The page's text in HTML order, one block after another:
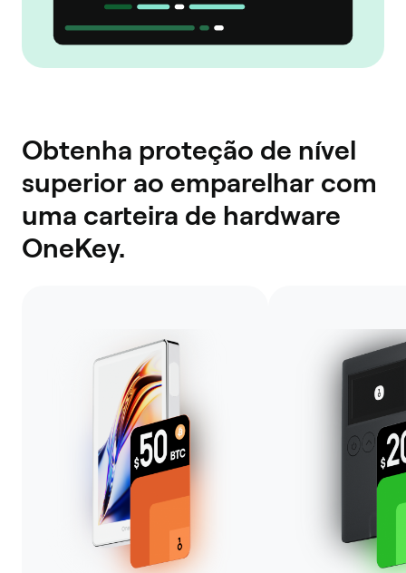
Obtenha proteção de nível
superior ao emparelhar com
uma carteira de hardware
OneKey.